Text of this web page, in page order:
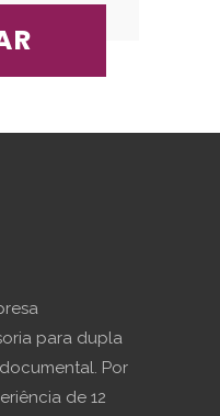
para dupla
Por
de 12